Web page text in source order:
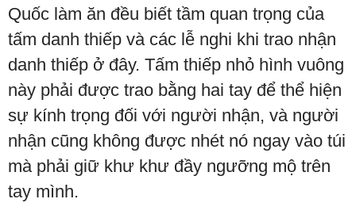
Quốc làm ăn đều biết tầm quan trọng của
tấm danh thiếp và các lễ nghi khi trao nhận
danh thiếp ở đây. Tấm thiếp nhỏ hình vuông
này phải được trao bằng hai tay để thể hiện
sự kính trọng đối với người nhận, và người
nhận cũng không được nhét nó ngay vào túi
mà phải giữ khư khư đầy ngưỡng mộ trên
tay mình.